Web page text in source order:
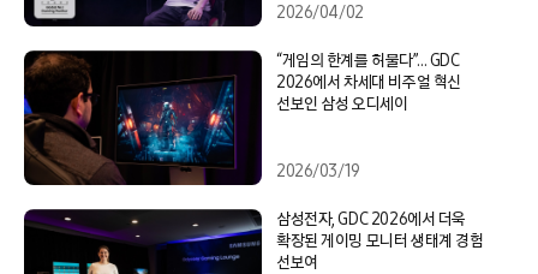
2026/04/02
“게임의 한계를 허물다”… GDC
2026에서 차세대 비주얼 혁신
선보인 삼성 오디세이
2026/03/19
삼성전자, GDC 2026에서 더욱
확장된 게이밍 모니터 생태계 경험
선보여